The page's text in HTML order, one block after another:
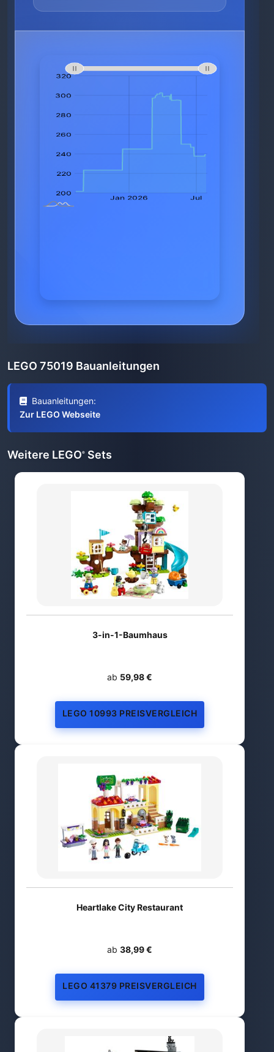
LEGO 75019 Bauanleitungen
Bauanleitungen:
Zur LEGO Webseite
Weitere LEGO® Sets
3-in-1-Baumhaus
ab 59,98 €
LEGO 10993 PREISVERGLEICH
Heartlake City Restaurant
ab 38,99 €
LEGO 41379 PREISVERGLEICH